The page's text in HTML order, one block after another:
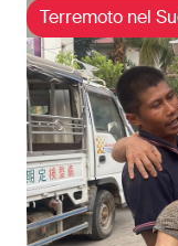
Terremoto nel